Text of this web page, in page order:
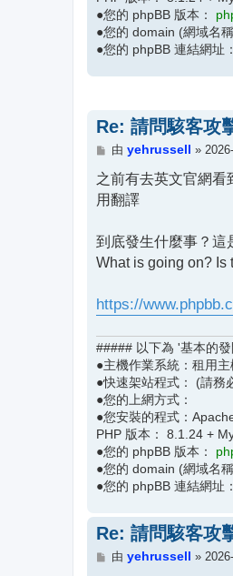
●您的 phpBB 版本：
●您的 domain (網域名
●您的 phpBB 連結網址：
Re: 請問駭客攻
文
由 yehrussell »
之前有去英文官網看
用翻譯
到底發生什麼事？這
What is going on? Is
https://
##### 以下為 '基本的
●主機作業系統：租用主
●快速架站程式： (請務
●您的上網方式：
●您安裝的程式：
PHP 版本： 8.1.24 +
●您的 phpBB 版本：
●您的 domain (網域名
●您的 phpBB 連結網址：
Re: 請問駭客攻
文
由 yehrussell »